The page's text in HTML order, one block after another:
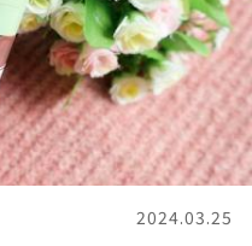
2024.03.25